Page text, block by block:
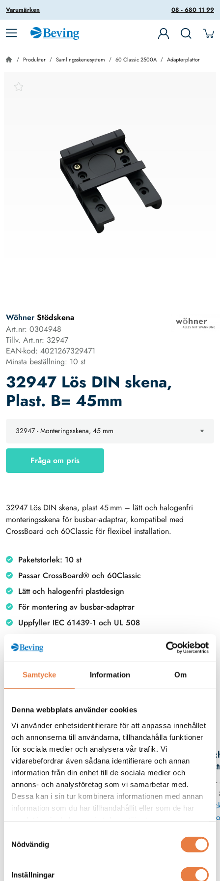
Samtycke Information Om
Denna webbplats använder cookies
Vi använder enhetsidentifierare för att anpassa innehållet
och annonserna till användarna, tillhandahålla funktioner
för sociala medier och analysera vår trafik. Vi
vidarebefordrar även sådana identifierare och annan
information från din enhet till de sociala medier och
annons- och analysföretag som vi samarbetar med.
Dessa kan i sin tur kombinera informationen med annan
information som du har tillhandahållit eller som de har
Nödvändig
Inställningar
08 - 680 11 99
Varumärken
Produkter Samlingsskenesystem 60 Classic 2500A Adapterplattor
Wöhner Stödskena
Art.nr: 0304948
Tillv. Art.nr: 32947
EAN-kod: 4021267329471
Minsta beställning: 10 st
32947 Lös DIN skena,
Plast. B= 45mm
Fråga om pris
32947 Lös DIN skena, plast 45 mm – lätt och halogenfri
monteringsskena för busbar‑adaptrar, kompatibel med
CrossBoard och 60Classic för flexibel installation.
Paketstorlek: 10 st
Passar CrossBoard® och 60Classic
Lätt och halogenfri plastdesign
För montering av busbar‑adaptrar
Uppfyller IEC 61439‑1 och UL 508
Beskrivning
Filer
Kontaktperson
08
Adapterplattor
Wöhner
Adapterplatta